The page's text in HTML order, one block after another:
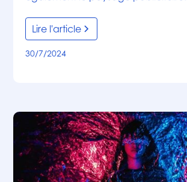
Lire l'article
30/7/2024